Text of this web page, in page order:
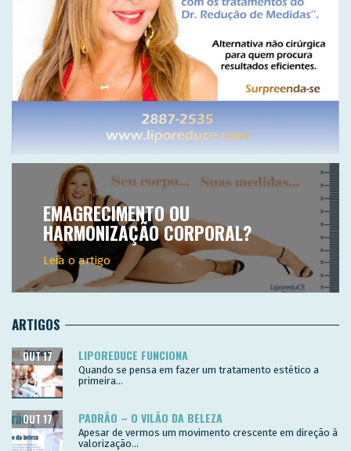
EMAGRECIMENTO OU
HARMONIZAÇÃO CORPORAL?
Leia o artigo
ARTIGOS
LIPOREDUCE FUNCIONA
OUT 17
Quando se pensa em fazer um tratamento estético a
primeira...
PADRÃO – O VILÃO DA BELEZA
OUT 17
Apesar de vermos um movimento crescente em direção à
valorização...